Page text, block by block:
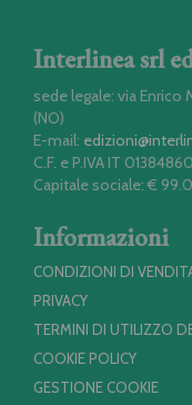
Interlinea srl
sede legale: via Enrico
(NO)
E-mail:
C.F. e P.IVA IT
Capitale sociale: €
Informazioni
CONDIZIONI DI
PRIVACY
TERMINI DI UTILIZZO
COOKIE POLICY
GESTIONE COOKIE